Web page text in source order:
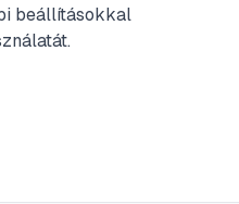
hatása
beállításokkal